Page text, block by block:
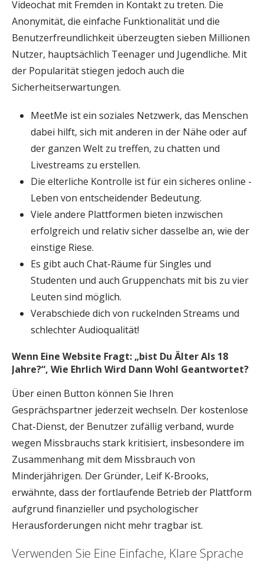
Videochat mit Fremden in Kontakt zu treten. Die
Anonymität, die einfache Funktionalität und die
Benutzerfreundlichkeit überzeugten sieben Millionen
Nutzer, hauptsächlich Teenager und Jugendliche. Mit
der Popularität stiegen jedoch auch die
Sicherheitserwartungen.
MeetMe ist ein soziales Netzwerk, das Menschen
dabei hilft, sich mit anderen in der Nähe oder auf
der ganzen Welt zu treffen, zu chatten und
Livestreams zu erstellen.
Die elterliche Kontrolle ist für ein sicheres online -
Leben von entscheidender Bedeutung.
Viele andere Plattformen bieten inzwischen
erfolgreich und relativ sicher dasselbe an, wie der
einstige Riese.
Es gibt auch Chat-Räume für Singles und
Studenten und auch Gruppenchats mit bis zu vier
Leuten sind möglich.
Verabschiede dich von ruckelnden Streams und
schlechter Audioqualität!
Wenn Eine Website Fragt: „bist Du Älter Als 18
Jahre?“, Wie Ehrlich Wird Dann Wohl Geantwortet?
Über einen Button können Sie Ihren
Gesprächspartner jederzeit wechseln. Der kostenlose
Chat-Dienst, der Benutzer zufällig verband, wurde
wegen Missbrauchs stark kritisiert, insbesondere im
Zusammenhang mit dem Missbrauch von
Minderjährigen. Der Gründer, Leif K-Brooks,
erwähnte, dass der fortlaufende Betrieb der Plattform
aufgrund finanzieller und psychologischer
Herausforderungen nicht mehr tragbar ist.
Verwenden Sie Eine Einfache, Klare Sprache